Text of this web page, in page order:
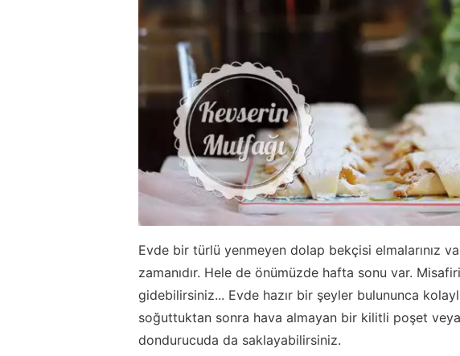
Evde bir türlü yenmeyen dolap bekçisi elmalarınız
zamanıdır. Hele de önümüzde hafta sonu var.
gidebilirsiniz... Evde hazır bir şeyler bulununca
soğuttuktan sonra hava almayan bir kilitli poşet veya
dondurucuda da saklayabilirsiniz.